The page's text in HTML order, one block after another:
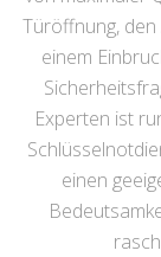
Türöffnung,
einem
Experten ist
einen